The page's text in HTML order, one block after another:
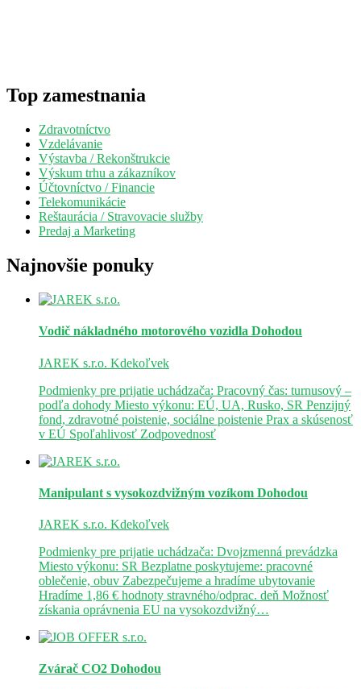
Top zamestnania
Zdravotníctvo
Vzdelávanie
Výstavba / Rekonštrukcie
Výskum trhu a zákazníkov
Účtovníctvo / Financie
Telekomunikácie
Reštaurácia / Stravovacie služby
Predaj a Marketing
Najnovšie ponuky
Vodič nákladného motorového vozidla Dohodou
JAREK s.r.o. Kdekoľvek
Podmienky pre prijatie uchádzača: Pracovný čas: turnusový –
podľa dohody Miesto výkonu: EÚ, UA, Rusko, SR Penzijný
fond, zdravotné poistenie, sociálne poistenie Prax a skúsenosť
v EÚ Spoľahlivosť Zodpovednosť
Manipulant s vysokozdvižným vozíkom Dohodou
JAREK s.r.o. Kdekoľvek
Podmienky pre prijatie uchádzača: Dvojzmenná prevádzka
Miesto výkonu: SR Bezplatne poskytujeme: pracovné
oblečenie, obuv Zabezpečujeme a hradíme ubytovanie
Hradíme 1,86 € hodnoty stravného/odprac. deň Možnosť
získania oprávnenia EU na vysokozdvižný…
Zvárač CO2 Dohodou